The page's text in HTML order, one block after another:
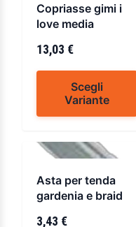
Copriasse gimi i
love media
13,03 €
Scegli
Variante
Asta per tenda
gardenia e braid
3,43 €